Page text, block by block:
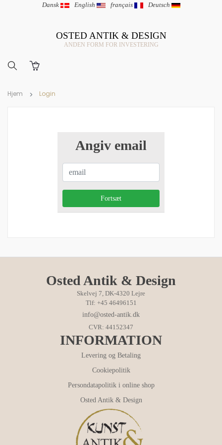
Dansk | English | français | Deutsch
OSTED ANTIK & DESIGN
ANDEN FORM FOR INVESTERING
Hjem Login
Angiv email
Osted Antik & Design
Skelvej 7, DK-4320 Lejre
Tlf: +45 46496151
info@osted-antik.dk
CVR: 44152347
INFORMATION
Levering og Betaling
Cookiepolitik
Persondatapolitik i online shop
Osted Antik & Design